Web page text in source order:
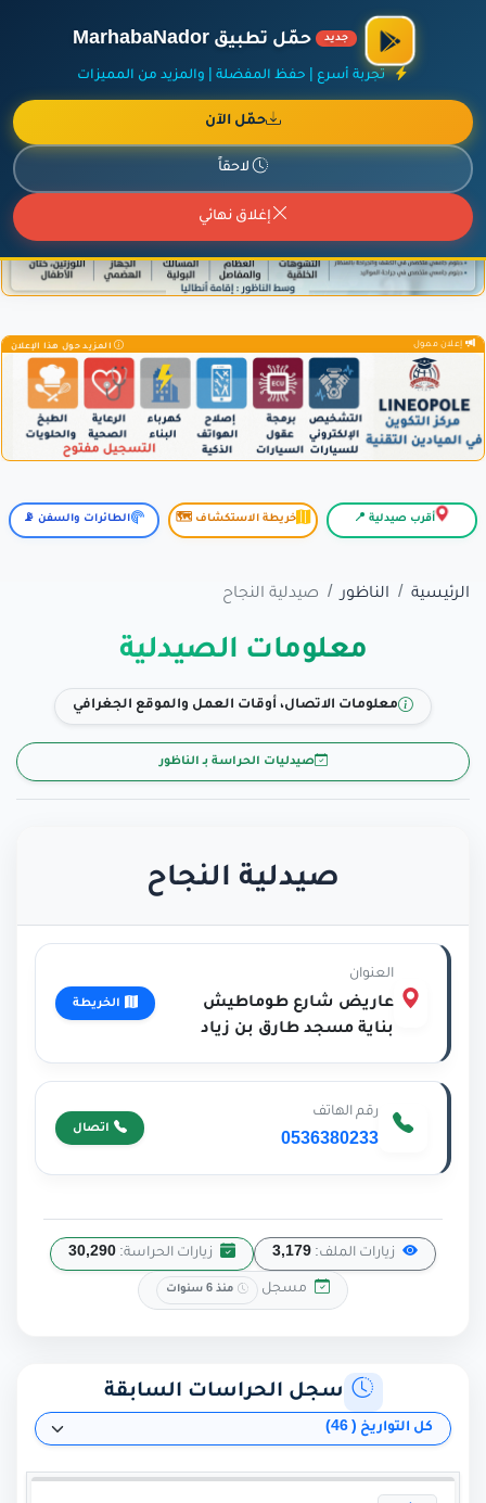
الراعي الرسمي لمنصة مرحباناظور،
أضف نشاطك مجاناً| آخر الإضافات|
جديد حمّل تطبيق MarhabaNador
تجربة أسرع | حفظ المفضلة | والمزيد من المميزات
حمّل الآن
لاحقاً
إغلاق نهائي
المزيد حول هذا الإعلان
إعلان ممول المزيد حول هذا الإعلان
أقرب صيدلية 📍 خريطة الاستكشاف 🗺️ الطائرات والسفن 📡
الرئيسية الناظور صيدلية النجاح
معلومات الصيدلية
معلومات الاتصال، أوقات العمل والموقع الجغرافي
صيدليات الحراسة بـ الناظور
صيدلية النجاح
العنوان
عاريض شارع طوماطيش
بناية مسجد طارق بن زياد
الخريطة
رقم الهاتف
0536380233
اتصال
زيارات الملف: 3,179 زيارات الحراسة: 30,290
مسجل منذ 6 سنوات
سجل الحراسات السابقة